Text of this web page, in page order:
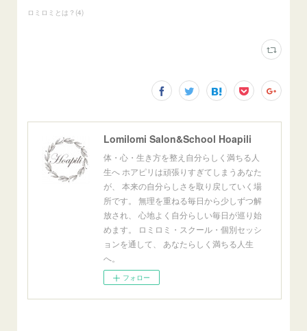
ロミロミとは？ (4)
Lomilomi Salon&School Hoapili
体・心・生き方を整え自分らしく満ちる人
生へ ホアピリは頑張りすぎてしまうあなた
が、 本来の自分らしさを取り戻していく場
所です。 無理を重ねる毎日から少しずつ解
放され、 心地よく自分らしい毎日が巡り始
めます。 ロミロミ・スクール・個別セッシ
ョンを通して、 あなたらしく満ちる人生
へ。
フォロー